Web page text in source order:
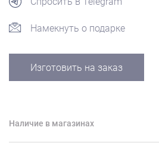
Намекнуть о подарке
Изготовить на заказ
Наличие в магазинах